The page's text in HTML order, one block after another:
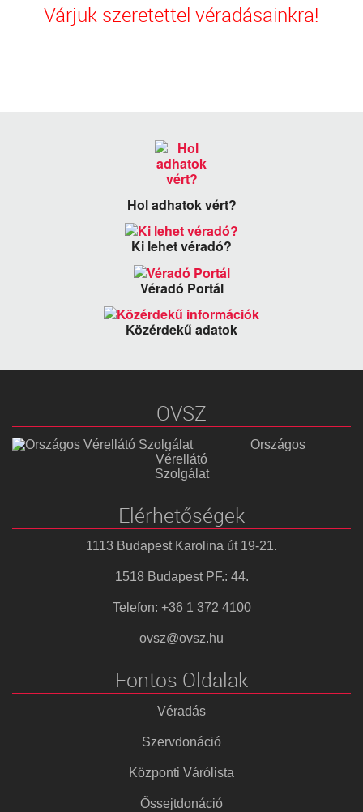
Várjuk szeretettel véradásainkra!
Hol adhatok vért?
Ki lehet véradó?
Véradó Portál
Közérdekű adatok
OVSZ
Országos
Vérellátó
Szolgálat
Elérhetőségek
1113 Budapest Karolina út 19-21.
1518 Budapest PF.: 44.
Telefon: +36 1 372 4100
ovsz@ovsz.hu
Fontos Oldalak
Véradás
Szervdonáció
Központi Várólista
Őssejtdonáció